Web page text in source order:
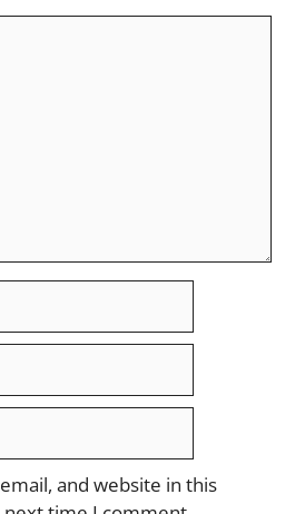
and website in this